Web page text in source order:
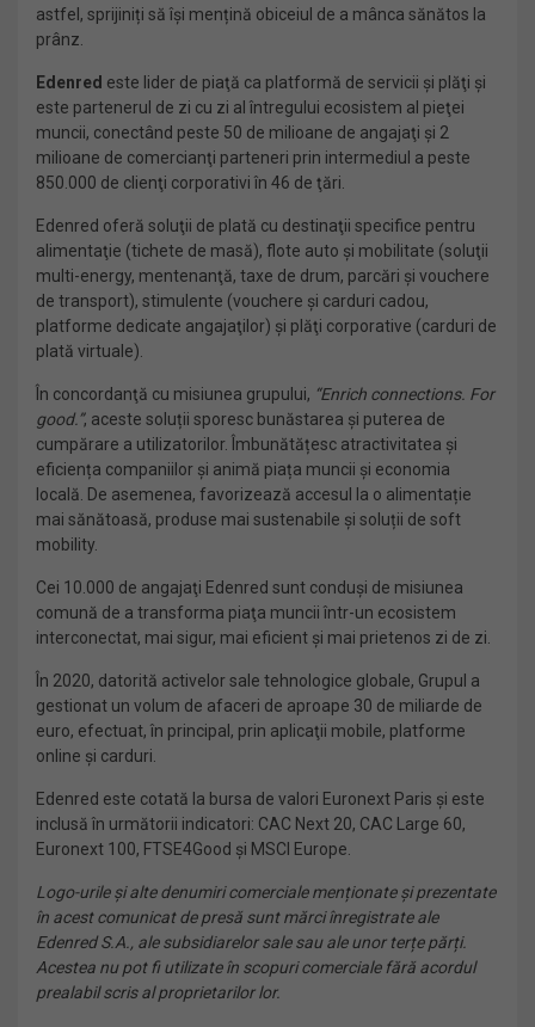
astfel, sprijiniți să își mențină obiceiul de a mânca sănătos la
prânz.
Edenred este lider de piaţă ca platformă de servicii şi plăţi şi
este partenerul de zi cu zi al întregului ecosistem al pieţei
muncii, conectând peste 50 de milioane de angajaţi şi 2
milioane de comercianţi parteneri prin intermediul a peste
850.000 de clienţi corporativi în 46 de ţări.
Edenred oferă soluţii de plată cu destinaţii specifice pentru
alimentaţie (tichete de masă), flote auto şi mobilitate (soluţii
multi-energy, mentenanţă, taxe de drum, parcări şi vouchere
de transport), stimulente (vouchere şi carduri cadou,
platforme dedicate angajaţilor) şi plăţi corporative (carduri de
plată virtuale).
În concordanţă cu misiunea grupului, “Enrich connections. For
good.”, aceste soluții sporesc bunăstarea și puterea de
cumpărare a utilizatorilor. Îmbunătățesc atractivitatea și
eficiența companiilor și animă piața muncii și economia
locală. De asemenea, favorizează accesul la o alimentație
mai sănătoasă, produse mai sustenabile și soluții de soft
mobility.
Cei 10.000 de angajaţi Edenred sunt conduşi de misiunea
comună de a transforma piaţa muncii într-un ecosistem
interconectat, mai sigur, mai eficient şi mai prietenos zi de zi.
În 2020, datorită activelor sale tehnologice globale, Grupul a
gestionat un volum de afaceri de aproape 30 de miliarde de
euro, efectuat, în principal, prin aplicaţii mobile, platforme
online şi carduri.
Edenred este cotată la bursa de valori Euronext Paris şi este
inclusă în următorii indicatori: CAC Next 20, CAC Large 60,
Euronext 100, FTSE4Good şi MSCI Europe.
Logo-urile şi alte denumiri comerciale menționate şi prezentate
în acest comunicat de presă sunt mărci înregistrate ale
Edenred S.A., ale subsidiarelor sale sau ale unor terțe părți.
Acestea nu pot fi utilizate în scopuri comerciale fără acordul
prealabil scris al proprietarilor lor.